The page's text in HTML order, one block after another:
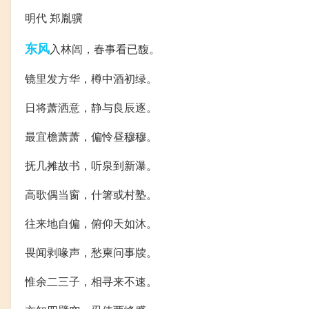
明代 郑胤骥
东风入林闾，春事看已馥。
镜里发方华，樽中酒初绿。
日将萧洒意，静与良辰逐。
最宜檐萧萧，偏怜昼穆穆。
抚几摊故书，听泉到新瀑。
高歌偶当窗，什箸或村塾。
往来地自偏，俯仰天如沐。
畏闻剥喙声，愁柬问事牍。
惟余二三子，相寻来不速。